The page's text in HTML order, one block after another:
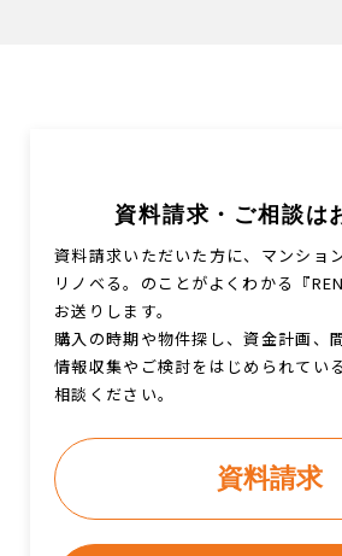
資料請求・ご相談は
資料請求いただいた方に、マンショ
リノベる。のことがよくわかる『
お送りします。
購入の時期や物件探し、資金計画、
情報収集やご検討をはじめられてい
相談ください。
資料請求